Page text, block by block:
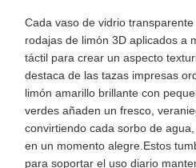
Cada vaso de vidrio
rodajas de limón 3D aplicados a
táctil para crear un aspecto
destaca de las tazas impresas
limón amarillo brillante con
verdes añaden un fresco,
convirtiendo cada sorbo de
en un momento alegre.Estos
para soportar el uso diario